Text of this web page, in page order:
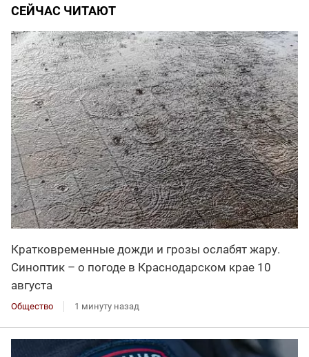
СЕЙЧАС ЧИТАЮТ
Кратковременные дожди и грозы ослабят жару.
Синоптик – о погоде в Краснодарском крае 10
августа
Общество 1 минуту назад